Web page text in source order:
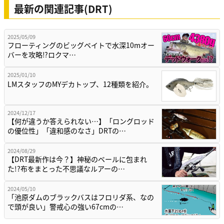
最新の関連記事(DRT)
2025/05/09
フローティングのビッグベイトで水深10mオー
バーを攻略⁉ロクマ…
2025/01/10
LMスタッフのMYデカトップ、12種類を紹介。
2024/12/17
【何が違うか答えられない…】「ロングロッド
の優位性」「違和感のなさ」DRTの…
2024/08/29
【DRT最新作は今？】神秘のベールに包まれ
た!?布をまとった不思議なルアーの…
2024/05/10
「池原ダムのブラックバスはフロリダ系、なの
で頭が良い」警戒心の強い67cmの…